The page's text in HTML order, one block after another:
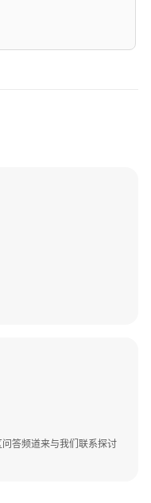
答频道来与我们联系探讨